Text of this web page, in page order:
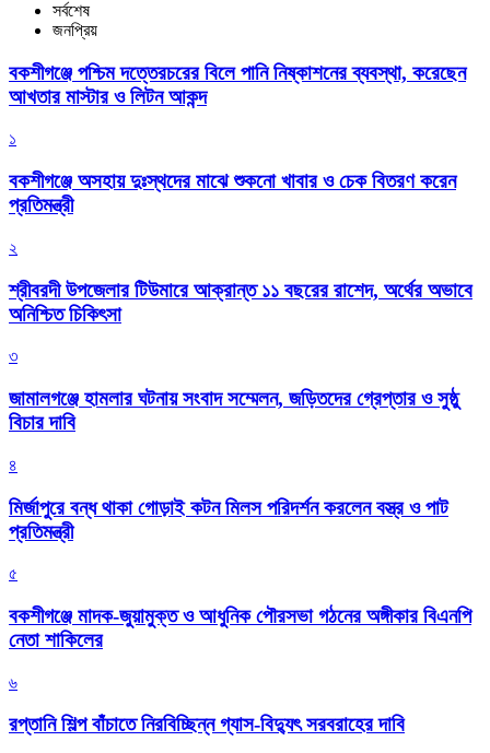
সর্বশেষ
জনপ্রিয়
বকশীগঞ্জে পশ্চিম দত্তেরচরের বিলে পানি নিষ্কাশনের ব্যবস্থা, করেছেন
আখতার মাস্টার ও লিটন আকন্দ
১
বকশীগঞ্জে অসহায় দুঃস্থদের মাঝে শুকনো খাবার ও চেক বিতরণ করেন
প্রতিমন্ত্রী
২
শ্রীবরদী উপজেলার টিউমারে আক্রান্ত ১১ বছরের রাশেদ, অর্থের অভাবে
অনিশ্চিত চিকিৎসা
৩
জামালগঞ্জে হামলার ঘটনায় সংবাদ সম্মেলন, জড়িতদের গ্রেপ্তার ও সুষ্ঠু
বিচার দাবি
৪
মির্জাপুরে বন্ধ থাকা গোড়াই কটন মিলস পরিদর্শন করলেন বস্ত্র ও পাট
প্রতিমন্ত্রী
৫
বকশীগঞ্জে মাদক-জুয়ামুক্ত ও আধুনিক পৌরসভা গঠনের অঙ্গীকার বিএনপি
নেতা শাকিলের
৬
রপ্তানি শিল্প বাঁচাতে নিরবিচ্ছিন্ন গ্যাস-বিদ্যুৎ সরবরাহের দাবি